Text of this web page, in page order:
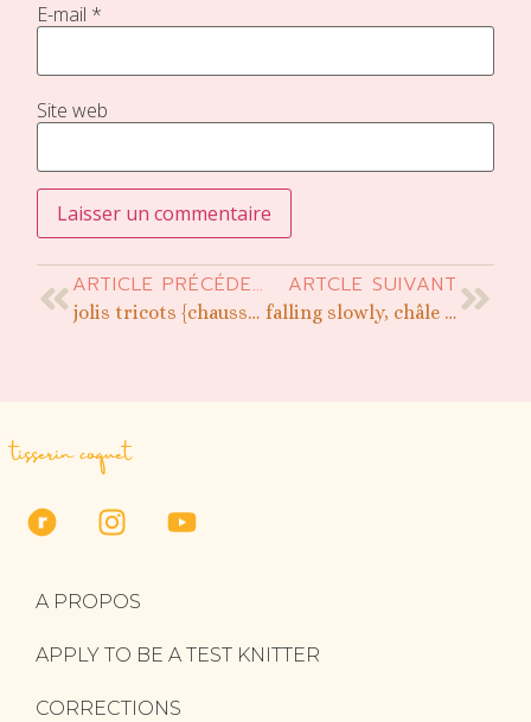
E-mail *
Site web
ARTICLE PRÉCÉDENT
jolis tricots {chaussettes unies}
ARTCLE SUIVANT
falling slowly, châle bicolore en dentelle
tisserin coquet
A PROPOS
APPLY TO BE A TEST KNITTER
CORRECTIONS